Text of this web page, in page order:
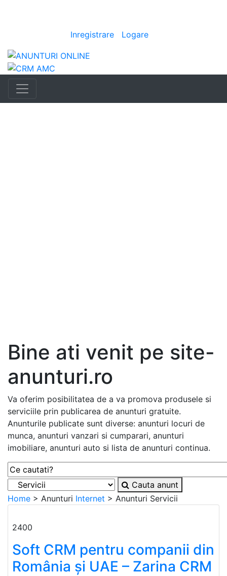
Inregistrare Logare
Bine ati venit pe site-
anunturi.ro
Va oferim posibilitatea de a va promova produsele si
serviciile prin publicarea de anunturi gratuite.
Anunturile publicate sunt diverse: anunturi locuri de
munca, anunturi vanzari si cumparari, anunturi
imobiliare, anunturi auto si lista de anunturi continua.
Cauta anunt
Home > Anunturi Internet > Anunturi Servicii
2400
Soft CRM pentru companii din
România și UAE – Zarina CRM